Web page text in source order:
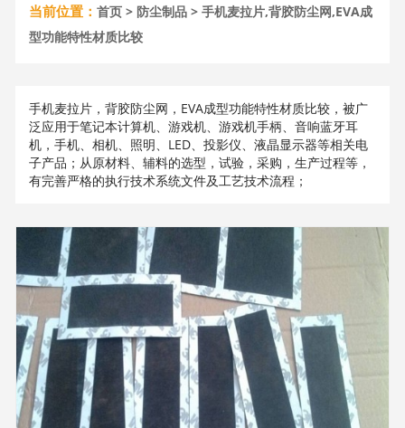
当前位置：首页 > 防尘制品 > 手机麦拉片,背胶防尘网,EVA成
型功能特性材质比较
手机麦拉片，背胶防尘网，EVA成型功能特性材质比较，被广
泛应用于笔记本计算机、游戏机、游戏机手柄、音响蓝牙耳
机，手机、相机、照明、LED、投影仪、液晶显示器等相关电
子产品；从原材料、辅料的选型，试验，采购，生产过程等，
有完善严格的执行技术系统文件及工艺技术流程；